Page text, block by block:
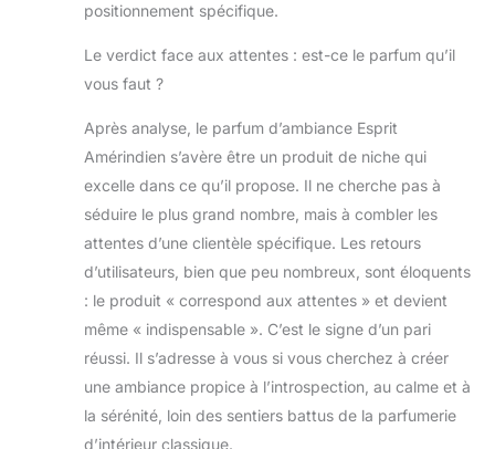
positionnement spécifique.
Le verdict face aux attentes : est-ce le parfum qu’il
vous faut ?
Après analyse, le parfum d’ambiance Esprit
Amérindien s’avère être un produit de niche qui
excelle dans ce qu’il propose. Il ne cherche pas à
séduire le plus grand nombre, mais à combler les
attentes d’une clientèle spécifique. Les retours
d’utilisateurs, bien que peu nombreux, sont éloquents
: le produit « correspond aux attentes » et devient
même « indispensable ». C’est le signe d’un pari
réussi. Il s’adresse à vous si vous cherchez à créer
une ambiance propice à l’introspection, au calme et à
la sérénité, loin des sentiers battus de la parfumerie
d’intérieur classique.